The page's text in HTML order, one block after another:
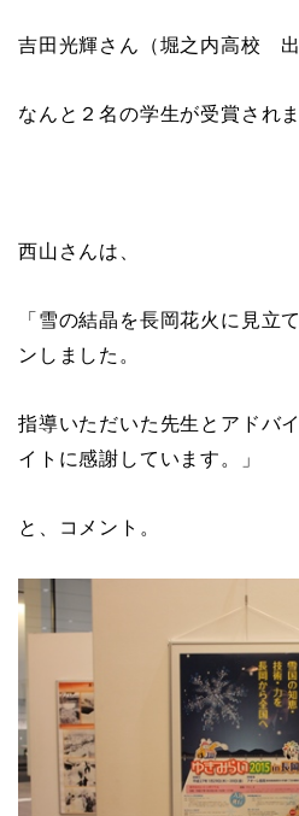
吉田光輝さん（堀之内高校 出
なんと２名の学生が受賞されま
西山さんは、
「雪の結晶を長岡花火に見立
ンしました。
指導いただいた先生とアドバ
イトに感謝しています。」
と、コメント。